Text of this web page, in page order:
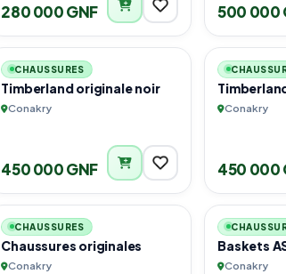
280 000 GNF 500 000
1
CHAUSSURES
Timberland originale noir
Conakry
450 000 GNF
Conakry
450 000
4
CHAUSSURES
Chaussures originales
Conakry
Baskets
Conakry